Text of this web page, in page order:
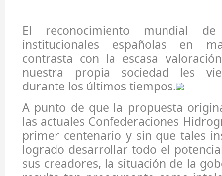
El reconocimiento mundial
institucionales españolas en
contrasta con la escasa
nuestra propia sociedad les
durante los últimos tiempos.
A punto de que la propuesta
las actuales Confederaciones
primer centenario y sin que tales
logrado desarrollar todo el
sus creadores, la situación de la